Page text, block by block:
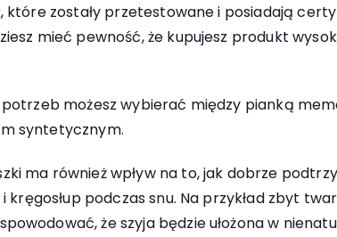
które zostały przetestowane i posiadają
mieć pewność, że kupujesz produkt
potrzeb możesz wybierać między pianką
syntetycznym.
ma również wpływ na to, jak dobrze
i kręgosłup podczas snu. Na przykład zbyt
że szyja będzie ułożona w